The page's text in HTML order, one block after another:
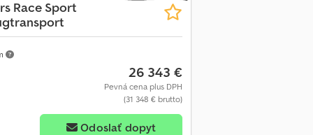
Race Sport
26 343 €
Pevná cena plus DPH
(31 348 € brutto)
Odoslať dopyt